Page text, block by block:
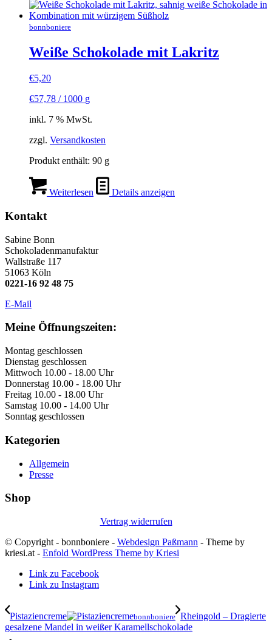
bonnboniere
Weiße Schokolade mit Lakritz
€5,20
€57,78 / 1000 g
inkl. 7 % MwSt.
zzgl. Versandkosten
Produkt enthält: 90 g
Weiterlesen Details anzeigen
Kontakt
Sabine Bonn
Schokoladenmanufaktur
Wallstraße 117
51063 Köln
0221-16 92 48 75
E-Mail
Meine Öffnungszeiten:
Montag geschlossen
Dienstag geschlossen
Mittwoch 10.00 - 18.00 Uhr
Donnerstag 10.00 - 18.00 Uhr
Freitag 10.00 - 18.00 Uhr
Samstag 10.00 - 14.00 Uhr
Sonntag geschlossen
Kategorien
Allgemein
Presse
Shop
Vertrag widerrufen
© Copyright - bonnboniere - Webdesign Paßmann - Theme by
kriesi.at - Enfold WordPress Theme by Kriesi
Link zu Facebook
Link zu Instagram
Pistaziencreme bonnboniere Rheingold – Dragierte
gesalzene Mandel in weißer Karamellschokolade